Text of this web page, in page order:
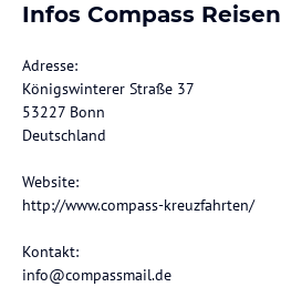
Infos Compass Reisen
Adresse:
Königswinterer Straße 37
53227 Bonn
Deutschland
Website:
http://www.compass-kreuzfahrten/
Kontakt:
info@compassmail.de